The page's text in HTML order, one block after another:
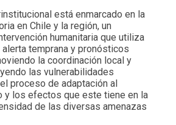
está enmarcado en la
en Chile y la región, un
humanitaria que utiliza
temprana y pronósticos
la coordinación local y
las vulnerabilidades
proceso de adaptación al
y los efectos que este tiene en la
de las diversas amenazas